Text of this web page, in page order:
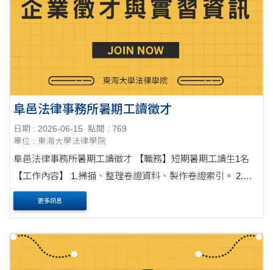
阜邑法律事務所暑期工讀徵才
日期 : 2026-06-15
點閱 : 769
單位 : 東海大學法律學院
阜邑法律事務所暑期工讀徵才 【職務】短期暑期工讀生1名
【工作內容】 1.掃描、整理卷證資料、製作卷證索引。 2.彙
整案件事實及進行初步法律研究。 3.送狀、寄信，或外出申
請行政資料。 4.其他律師交辦....
更多訊息